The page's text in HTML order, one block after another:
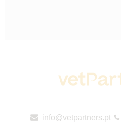
info@vetpartners.pt